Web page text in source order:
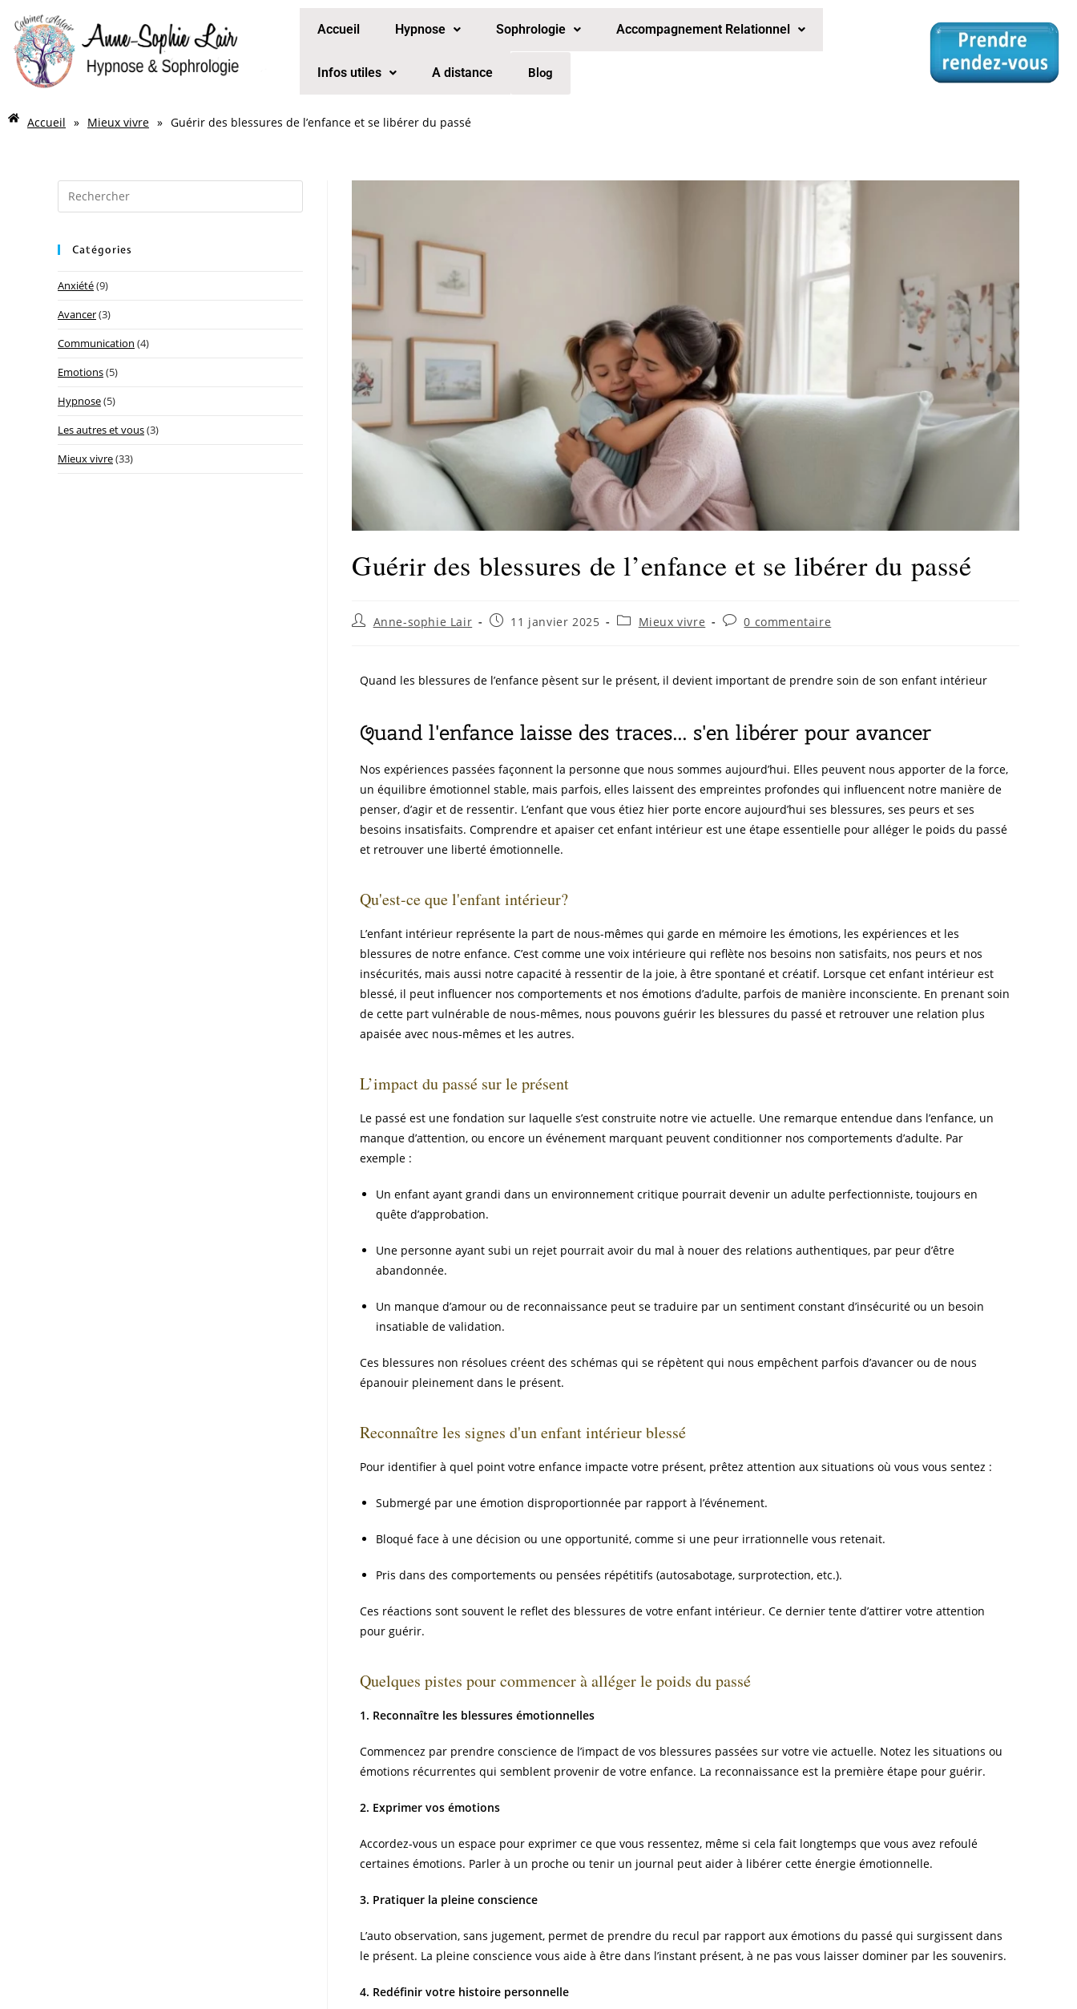
Accueil Hypnose Sophrologie Accompagnement Relationnel
Infos utiles A distance Blog
Accueil » Mieux vivre » Guérir des blessures de l’enfance et se libérer du passé
Guérir des blessures de l’enfance et se libérer du passé
Anne-sophie Lair 11 janvier 2025 Mieux vivre 0 commentaire
Quand les blessures de l’enfance pèsent sur le présent, il devient important de prendre soin de son enfant intérieur
Quand l'enfance laisse des traces... s'en libérer pour avancer
Nos expériences passées façonnent la personne que nous sommes aujourd’hui. Elles peuvent nous apporter de la force,
un équilibre émotionnel stable, mais parfois, elles laissent des empreintes profondes qui influencent notre manière de
penser, d’agir et de ressentir. L’enfant que vous étiez hier porte encore aujourd’hui ses blessures, ses peurs et ses
besoins insatisfaits. Comprendre et apaiser cet enfant intérieur est une étape essentielle pour alléger le poids du passé
et retrouver une liberté émotionnelle.
Qu'est-ce que l'enfant intérieur?
L’enfant intérieur représente la part de nous-mêmes qui garde en mémoire les émotions, les expériences et les
blessures de notre enfance. C’est comme une voix intérieure qui reflète nos besoins non satisfaits, nos peurs et nos
insécurités, mais aussi notre capacité à ressentir de la joie, à être spontané et créatif. Lorsque cet enfant intérieur est
blessé, il peut influencer nos comportements et nos émotions d’adulte, parfois de manière inconsciente. En prenant soin
de cette part vulnérable de nous-mêmes, nous pouvons guérir les blessures du passé et retrouver une relation plus
apaisée avec nous-mêmes et les autres.
L’impact du passé sur le présent
Le passé est une fondation sur laquelle s’est construite notre vie actuelle. Une remarque entendue dans l’enfance, un
manque d’attention, ou encore un événement marquant peuvent conditionner nos comportements d’adulte. Par
exemple :
Un enfant ayant grandi dans un environnement critique pourrait devenir un adulte perfectionniste, toujours en
quête d’approbation.
Une personne ayant subi un rejet pourrait avoir du mal à nouer des relations authentiques, par peur d’être
abandonnée.
Un manque d’amour ou de reconnaissance peut se traduire par un sentiment constant d’insécurité ou un besoin
insatiable de validation.
Ces blessures non résolues créent des schémas qui se répètent qui nous empêchent parfois d’avancer ou de nous
épanouir pleinement dans le présent.
Reconnaître les signes d'un enfant intérieur blessé
Pour identifier à quel point votre enfance impacte votre présent, prêtez attention aux situations où vous vous sentez :
Submergé par une émotion disproportionnée par rapport à l’événement.
Bloqué face à une décision ou une opportunité, comme si une peur irrationnelle vous retenait.
Pris dans des comportements ou pensées répétitifs (autosabotage, surprotection, etc.).
Ces réactions sont souvent le reflet des blessures de votre enfant intérieur. Ce dernier tente d’attirer votre attention
pour guérir.
Quelques pistes pour commencer à alléger le poids du passé
1. Reconnaître les blessures émotionnelles
Commencez par prendre conscience de l’impact de vos blessures passées sur votre vie actuelle. Notez les situations ou
émotions récurrentes qui semblent provenir de votre enfance. La reconnaissance est la première étape pour guérir.
2. Exprimer vos émotions
Accordez-vous un espace pour exprimer ce que vous ressentez, même si cela fait longtemps que vous avez refoulé
certaines émotions. Parler à un proche ou tenir un journal peut aider à libérer cette énergie émotionnelle.
3. Pratiquer la pleine conscience
L’auto observation, sans jugement, permet de prendre du recul par rapport aux émotions du passé qui surgissent dans
le présent. La pleine conscience vous aide à être dans l’instant présent, à ne pas vous laisser dominer par les souvenirs.
4. Redéfinir votre histoire personnelle
Catégories
Anxiété(9)
Avancer(3)
Communication (4)
Emotions(5)
Hypnose(5)
Les autres et vous(3)
Mieux vivre(33)